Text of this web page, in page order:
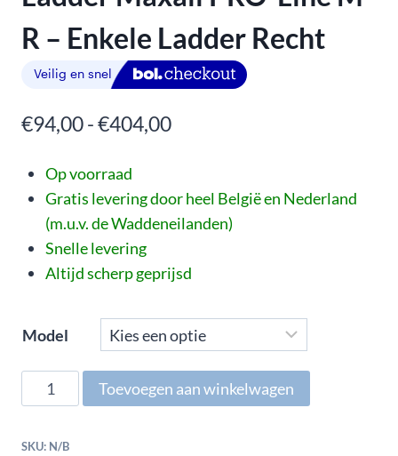
R – Enkele Ladder Recht
€94,00-€404,00
Op voorraad
Gratis levering door heel België en Nederland
(m.u.v. de Waddeneilanden)
Snelle levering
Altijd scherp geprijsd
Model
Toevoegen aan winkelwagen
SKU: N/B